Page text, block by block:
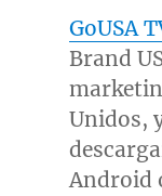
GoUSA
Brand
Unidos,
Android